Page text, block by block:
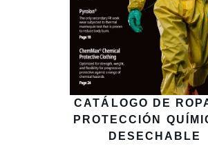
CATÁLOGO DE
PROTECCIÓN
DESECHABLE